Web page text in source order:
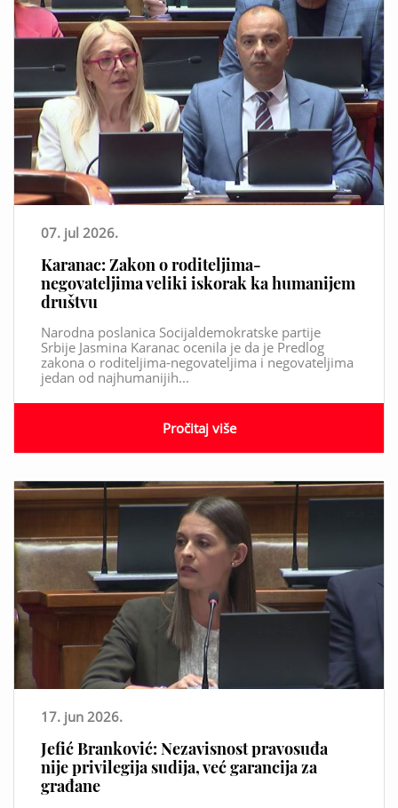
07. jul 2026.
Karanac: Zakon o roditeljima-
negovateljima veliki iskorak ka humanijem
društvu
Narodna poslanica Socijaldemokratske partije
Srbije Jasmina Karanac ocenila je da je Predlog
zakona o roditeljima-negovateljima i negovateljima
jedan od najhumanijih...
Pročitaj više
17. jun 2026.
Jefić Branković: Nezavisnost pravosuđa
nije privilegija sudija, već garancija za
građane